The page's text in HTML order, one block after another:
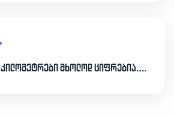
კილომეტრები მხოლოდ ციფრებია….